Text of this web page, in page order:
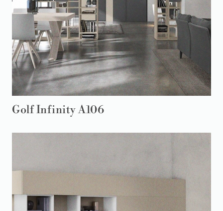
Golf Infinity A106